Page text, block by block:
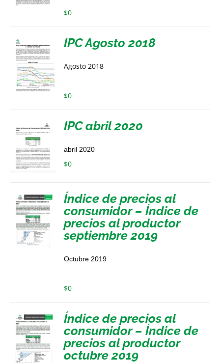
$0
IPC Agosto 2018
Agosto 2018
$0
IPC abril 2020
abril 2020
$0
Índice de precios al
consumidor – Índice de
precios al productor
septiembre 2019
Octubre 2019
$0
Índice de precios al
consumidor – Índice de
precios al productor
octubre 2019